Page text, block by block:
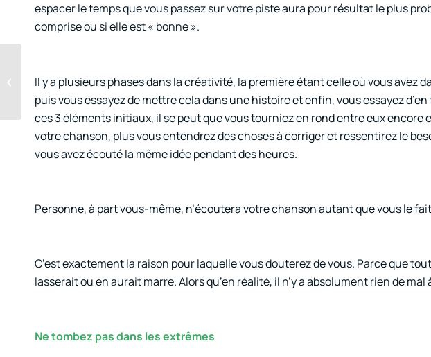
espacer le temps que vous passez sur votre piste aura pour résultat le plus
comprise ou si elle est « bonne ».
Il y a plusieurs phases dans la créativité, la première étant celle où vous avez
puis vous essayez de mettre cela dans une histoire et enfin, vous essayez
ces 3 éléments initiaux, il se peut que vous tourniez en rond entre eux encore
votre chanson, plus vous entendrez des choses à corriger et ressentirez le
vous avez écouté la même idée pendant des heures.
Personne, à part vous-même, n’écoutera votre chanson autant que vous le
C’est exactement la raison pour laquelle vous douterez de vous. Parce que
lasserait ou en aurait marre. Alors qu’en réalité, il n’y a absolument rien de mal
Ne tombez pas dans les extrêmes
différence avant le
mastering